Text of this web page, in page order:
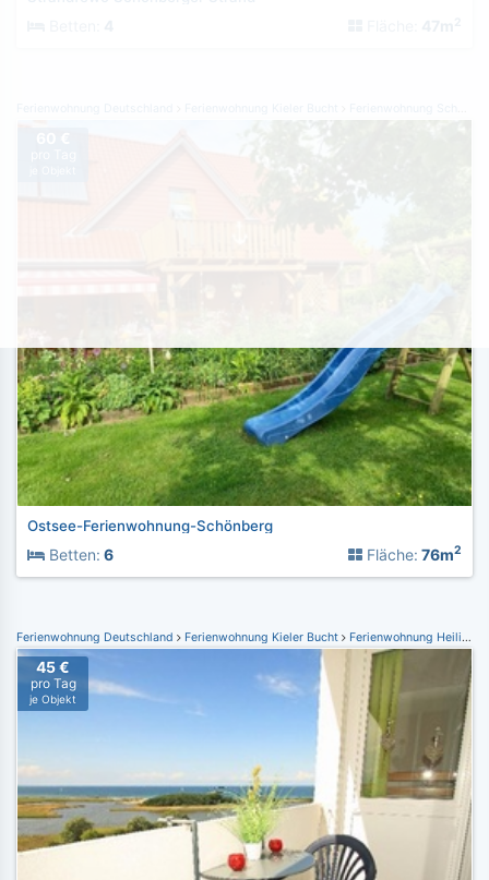
Ostsee-Ferienwohnung-Schönberg
Betten: 6 Fläche: 76m2
Ferienwohnung Deutschland Ferienwohnung Kieler Bucht Ferienwohnung Heiligenhafen
45 €
pro Tag
je Objekt